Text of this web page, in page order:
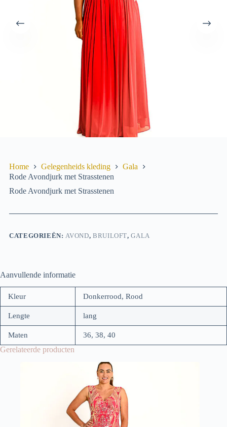
Home Gelegenheids­ kleding
Gala
Rode Avondjurk met Strasstenen
Rode Avondjurk met Strasstenen
CATEGORIEËN: AVOND, BRUILOFT,GALA
Aanvullende informatie
Kleur Donkerrood, Rood
Lengte lang
Maten 36, 38, 40
Gerelateerde producten